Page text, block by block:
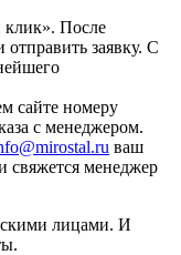
клик». После
заявку. С
сайте номеру
с менеджером.
ваш
свяжется менеджер
лицами. И